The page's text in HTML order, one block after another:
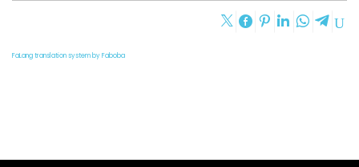
FaLang translation system by Faboba